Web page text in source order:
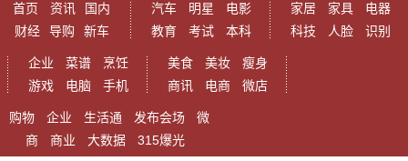
首页 资讯
国内
财经
导购 新车
汽车 明星
电影
教育
考试 本科
家居 家具
电器
科技
人脸 识别
企业 菜谱
烹饪
游戏
电脑 手机
美食 美妆
瘦身
商讯
电商 微店
购物 企业 生活通 发布会场
微
商
商业 大数据 315爆光